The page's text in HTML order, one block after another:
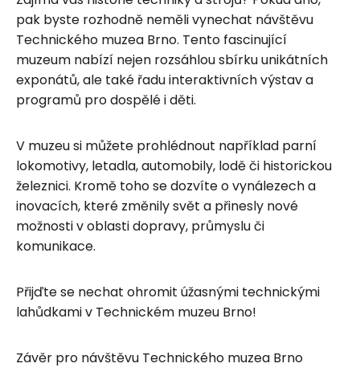
pak byste rozhodně neměli vynechat návštěvu
Technického muzea Brno. Tento fascinující
muzeum nabízí nejen rozsáhlou sbírku unikátních
exponátů, ale také řadu interaktivních výstav a
programů pro dospělé i děti.
V muzeu si můžete prohlédnout například parní
lokomotivy, letadla, automobily, lodě či historickou
železnici. Kromě toho se dozvíte o vynálezech a
inovacích, které změnily svět a přinesly nové
možnosti v oblasti dopravy, průmyslu či
komunikace.
Přijďte se nechat ohromit úžasnými technickými
lahůdkami v Technickém muzeu Brno!
Závěr pro návštěvu Technického muzea Brno